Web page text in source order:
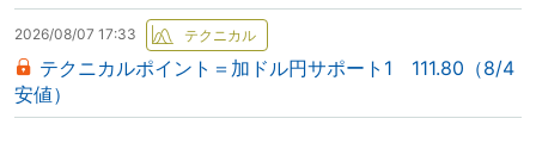
2026/08/07 17:33
テクニカルポイント＝加ドル円サポート1 111.80（8/4
安値）